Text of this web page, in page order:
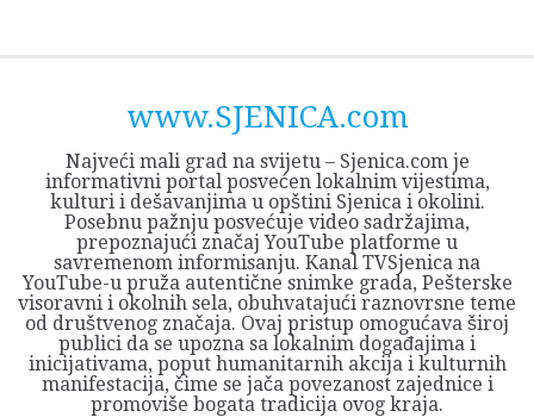
www.SJENICA.com
Najveći mali grad na svijetu – Sjenica.com je
informativni portal posvećen lokalnim vijestima,
kulturi i dešavanjima u opštini Sjenica i okolini.
Posebnu pažnju posvećuje video sadržajima,
prepoznajući značaj YouTube platforme u
savremenom informisanju. Kanal TVSjenica na
YouTube-u pruža autentične snimke grada, Pešterske
visoravni i okolnih sela, obuhvatajući raznovrsne teme
od društvenog značaja. Ovaj pristup omogućava široj
publici da se upozna sa lokalnim događajima i
inicijativama, poput humanitarnih akcija i kulturnih
manifestacija, čime se jača povezanost zajednice i
promoviše bogata tradicija ovog kraja.